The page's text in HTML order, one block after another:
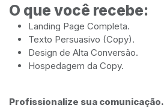
O que você recebe:
Landing Page Completa.
Texto Persuasivo (Copy).
Design de Alta Conversão.
Hospedagem da Copy.
Profissionalize sua comunicação.